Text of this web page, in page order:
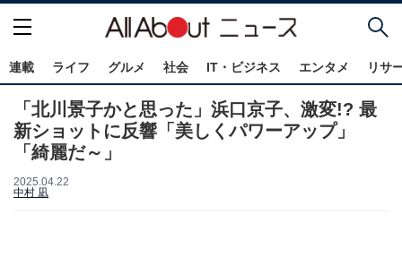
連載 ライフ グルメ 社会 IT・ビジネス エンタメ リサ
「北川景子かと思った」浜口京子、激変!? 最
新ショットに反響「美しくパワーアップ」
「綺麗だ～」
2025.04.22
中村 凪